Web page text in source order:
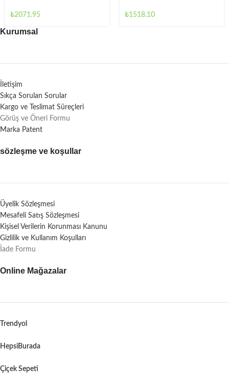
₺2071.95 ₺1518.10
Kurumsal
İletişim
Sıkça Sorulan Sorular
Kargo ve Teslimat Süreçleri
Görüş ve Öneri Formu
Marka Patent
sözleşme ve koşullar
Üyelik Sözleşmesi
Mesafeli Satış Sözleşmesi
Kişisel Verilerin Korunması Kanunu
Gizlilik ve Kullanım Koşulları
İade Formu
Online Mağazalar
Trendyol
HepsiBurada
Çiçek Sepeti